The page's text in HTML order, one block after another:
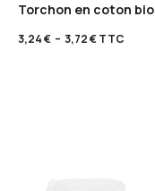
Torchon en coton bio
3,24€ – 3,72€TTC